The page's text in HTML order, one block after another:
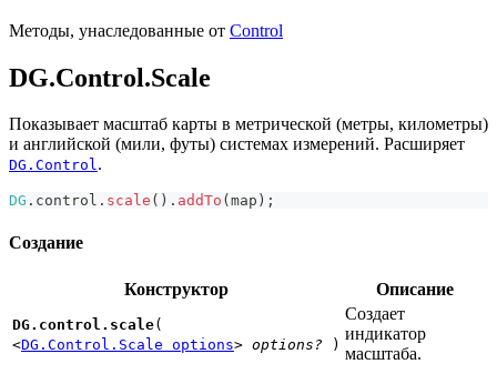
Методы, унаследованные от Control
DG.Control.Scale
Показывает масштаб карты в метрической (метры, километры)
и английской (мили, футы) системах измерений. Расширяет
DG.Control.
DG . control . scale ( ) . addTo ( map ) ;
Создание
Конструктор Описание
DG.control.scale(
<DG.Control.Scale options> options? )
Создает
индикатор
масштаба.